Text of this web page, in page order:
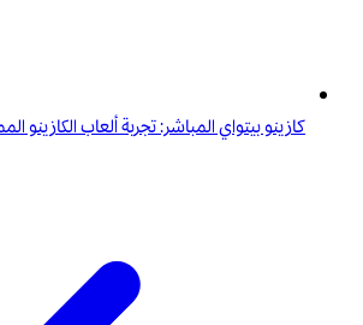
كازينو بيتواي المباشر: تجربة ألعاب الكازينو